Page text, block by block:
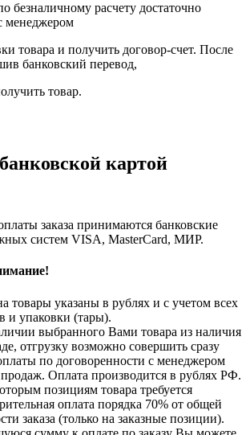
безналичному расчету достаточно
менеджером
товара и получить договор-счет. После
банковский перевод,
товар.
картой
заказа принимаются банковские
систем VISA, MasterСard, МИР.
товары указаны в рублях и с учетом всех
и упаковки (тары).
выбранного Вами товара из наличия
отгрузку возможно совершить сразу
по договоренности с менеджером
продаж. Оплата производится в рублях РФ.
позициям товара требуется
оплата порядка 70% от общей
заказа (только на заказные позиции).